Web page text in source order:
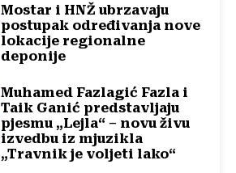
Mostar i HNŽ ubrzavaju
postupak određivanja nove
lokacije regionalne
deponije
Muhamed Fazlagić Fazla i
Taik Ganić predstavljaju
pjesmu „Lejla“ – novu živu
izvedbu iz mjuzikla
„Travnik je voljeti lako“